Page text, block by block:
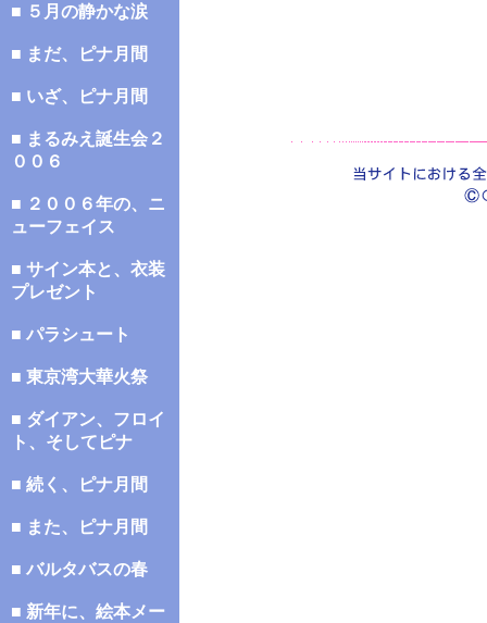
■ ５月の静かな涙
■ まだ、ピナ月間
■ いざ、ピナ月間
■ まるみえ誕生会２
００６
■ ２００６年の、ニ
ューフェイス
■ サイン本と、衣装
プレゼント
■ パラシュート
■ 東京湾大華火祭
■ ダイアン、フロイ
ト、そしてピナ
■ 続く、ピナ月間
■ また、ピナ月間
■ バルタバスの春
■ 新年に、絵本メー